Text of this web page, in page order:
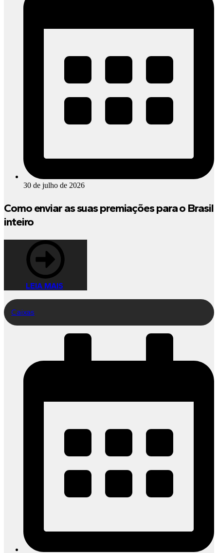
30 de julho de 2026
Como enviar as suas premiações para o Brasil
inteiro
LEIA MAIS
Caixas